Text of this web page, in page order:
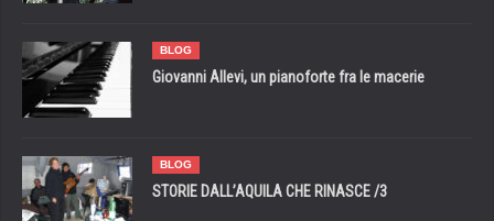
BLOG
Giovanni Allevi, un pianoforte fra le macerie
BLOG
STORIE DALL’AQUILA CHE RINASCE /3